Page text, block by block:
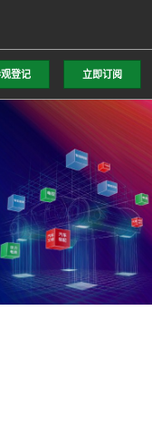
登记 立即订阅